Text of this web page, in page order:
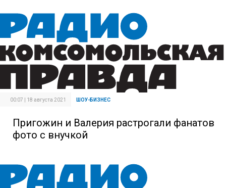
00:07 | 18 августа 2021 ШОУ-БИЗНЕС
Пригожин и Валерия растрогали фанатов
фото с внучкой